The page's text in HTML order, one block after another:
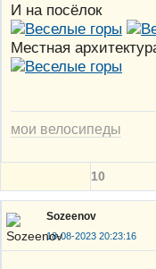
И на посёлок
Местная
мои велосипеды
10
Sozeenov
18-08-2023 20:23:16